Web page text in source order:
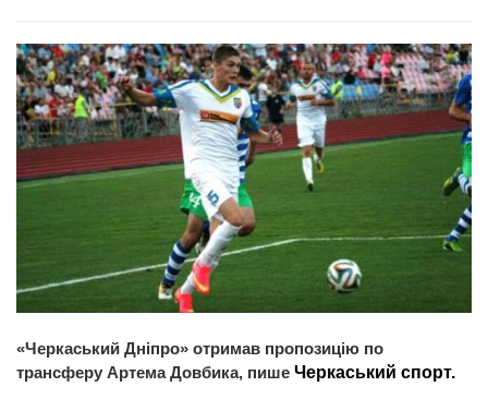
«Черкаський Дніпро» отримав пропозицію по
трансферу Артема Довбика, пише Черкаський спорт.